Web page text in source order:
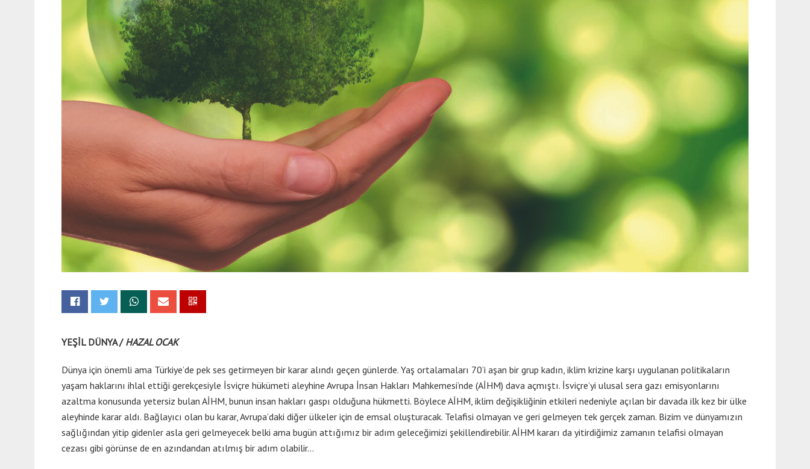
YEŞİL DÜNYA / HAZAL OCAK
Dünya için önemli ama Türkiye’de pek ses getirmeyen bir karar alındı geçen günlerde. Yaş ortalamaları 70’i aşan bir grup kadın, iklim krizine karşı uygulanan politikaların
yaşam haklarını ihlal ettiği gerekçesiyle İsviçre hükümeti aleyhine Avrupa İnsan Hakları Mahkemesi’nde (AİHM) dava açmıştı. İsviçre’yi ulusal sera gazı emisyonlarını
azaltma konusunda yetersiz bulan AİHM, bunun insan hakları gaspı olduğuna hükmetti. Böylece AİHM, iklim değişikliğinin etkileri nedeniyle açılan bir davada ilk kez bir ülke
aleyhinde karar aldı. Bağlayıcı olan bu karar, Avrupa’daki diğer ülkeler için de emsal oluşturacak. Telafisi olmayan ve geri gelmeyen tek gerçek zaman. Bizim ve dünyamızın
sağlığından yitip gidenler asla geri gelmeyecek belki ama bugün attığımız bir adım geleceğimizi şekillendirebilir. AİHM kararı da yitirdiğimiz zamanın telafisi olmayan
cezası gibi görünse de en azındandan atılmış bir adım olabilir…